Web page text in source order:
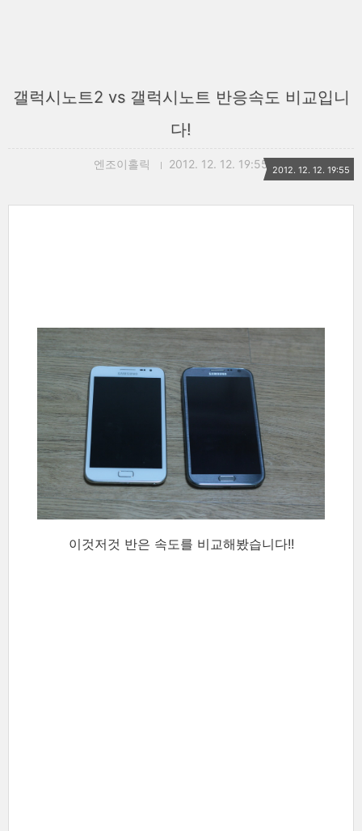
갤럭시노트2 vs 갤럭시노트 반응속도 비교입니
다!
엔조이홀릭 2012. 12. 12. 19:55 2012. 12. 12. 19:55
이것저것 반은 속도를 비교해봤습니다!!